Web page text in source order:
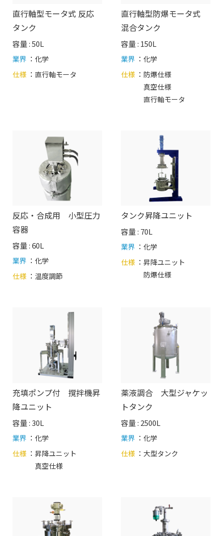
直行軸型モータ式 反応
タンク
容量 : 50L
業界 ：化学
仕様 ： 直行軸モータ
直行軸型防爆モータ式
混合タンク
容量 : 150L
業界 ：化学
仕様 ： 防爆仕様
真空仕様
直行軸モータ
反応・合成用 小型圧力
容器
容量 : 60L
業界 ：化学
仕様 ： 温度調節
タンク昇降ユニット
容量 : 70L
業界 ：化学
仕様 ：昇降ユニット
防爆仕様
充填ポンプ付 撹拌機昇
降ユニット
容量 : 30L
業界 ：化学
仕様 ： 昇降ユニット
真空仕様
薬液調合 大型ジャケッ
トタンク
容量 : 2500L
業界 ：化学
仕様 ：大型タンク